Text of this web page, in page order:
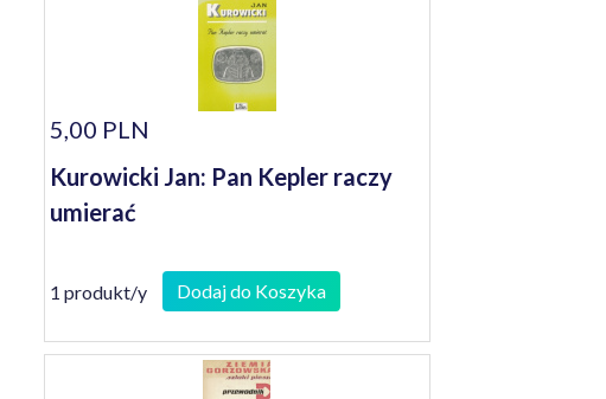
5,00 PLN
Kurowicki Jan: Pan Kepler raczy
umierać
1 produkt/y Dodaj do Koszyka